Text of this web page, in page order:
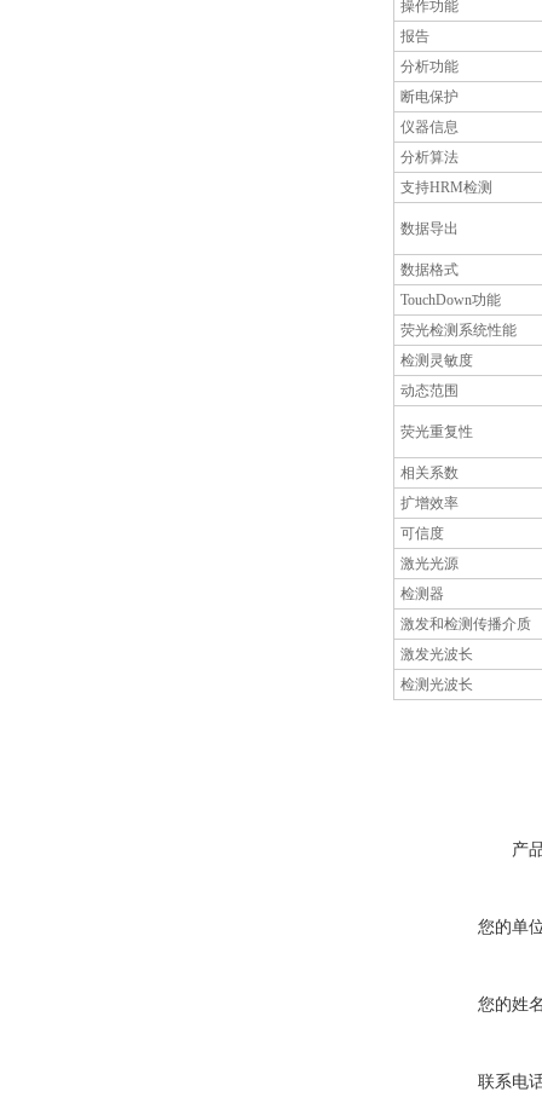
操作功能
报告
分析功能
断电保护
仪器信息
分析算法
支持HRM检测
数据导出
数据格式
TouchDown功能
荧光检测系统性能
检测灵敏度
动态范围
荧光重复性
相关系数
扩增效率
可信度
激光光源
检测器
激发和检测传播介质
激发光波长
检测光波长
产
您的单
您的姓
联系电